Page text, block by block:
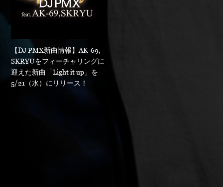
【DJ PMX新曲情報】AK-69,
SKRYUをフィーチャリングに
迎えた新曲「Light it up」を
5/21（水）にリリース！